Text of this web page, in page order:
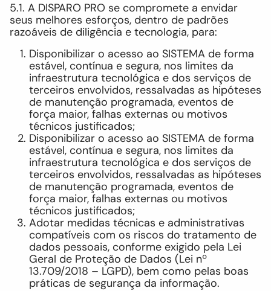
5.1. A DISPARO PRO se compromete a envidar
seus melhores esforços, dentro de padrões
razoáveis de diligência e tecnologia, para:
Disponibilizar o acesso ao SISTEMA de forma
estável, contínua e segura, nos limites da
infraestrutura tecnológica e dos serviços de
terceiros envolvidos, ressalvadas as hipóteses
de manutenção programada, eventos de
força maior, falhas externas ou motivos
técnicos justificados;
Disponibilizar o acesso ao SISTEMA de forma
estável, contínua e segura, nos limites da
infraestrutura tecnológica e dos serviços de
terceiros envolvidos, ressalvadas as hipóteses
de manutenção programada, eventos de
força maior, falhas externas ou motivos
técnicos justificados;
Adotar medidas técnicas e administrativas
compatíveis com os riscos do tratamento de
dados pessoais, conforme exigido pela Lei
Geral de Proteção de Dados (Lei nº
13.709/2018 – LGPD), bem como pelas boas
práticas de segurança da informação.